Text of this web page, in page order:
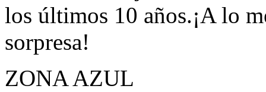
los últimos 10 años.¡A lo
sorpresa!
ZONA AZUL